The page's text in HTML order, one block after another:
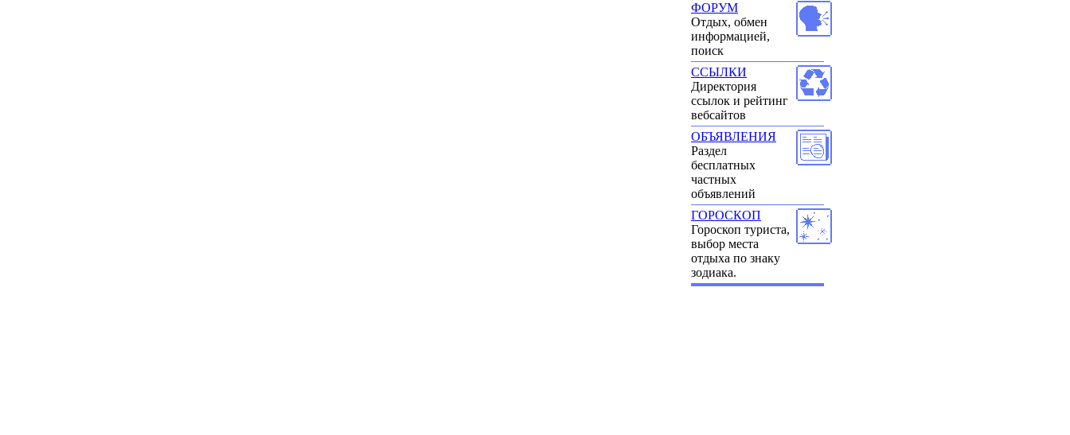
ФОРУМ
Отдых, обмен
информацией,
поиск
ССЫЛКИ
Директория
ссылок и рейтинг
вебсайтов
ОБЪЯВЛЕНИЯ
Раздел
бесплатных
частных
объявлений
ГОРОСКОП
Гороскоп туриста,
выбор места
отдыха по знаку
зодиака.